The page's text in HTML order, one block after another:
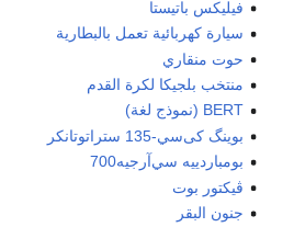
فيليكس باتيستا
سيارة كهربائية تعمل بالبطارية
حوت منقاري
منتخب بلجيكا لكرة القدم
BERT (نموذج لغة)
بوينگ كى‌سي-135 ستراتوتانكر
بومباردييه سي‌آرجيه700
ڤيكتور بوت
جنون البقر